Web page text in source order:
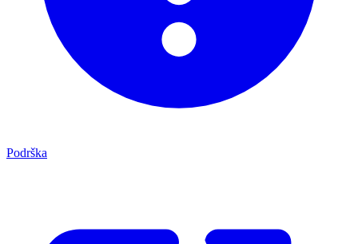
Podrška